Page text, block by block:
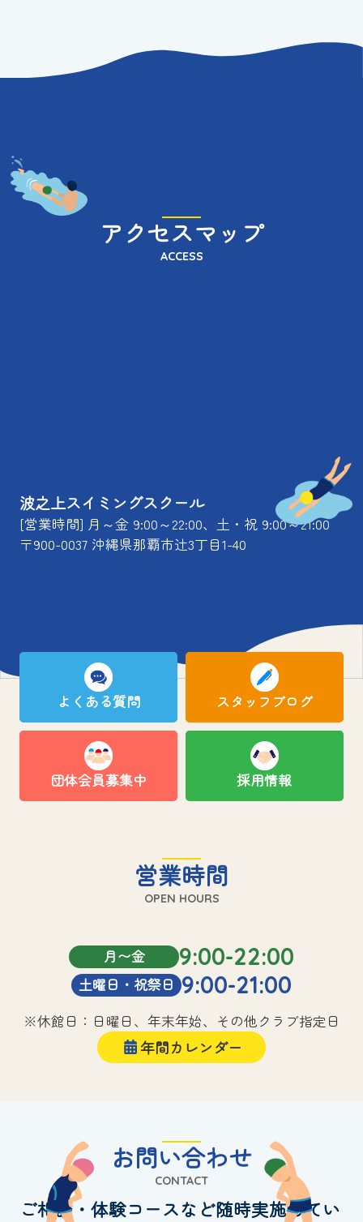
アクセスマップ
ACCESS
波之上スイミングスクール
[営業時間] 月～金 9:00～22:00、土・祝 9:00～21:00
〒900-0037 沖縄県那覇市辻3丁目1-40
よくある質問 スタッフブログ
団体会員募集中 採用情報
営業時間
OPEN HOURS
月〜金 9:00-22:00
土曜日・祝祭日 9:00-21:00
※休館日：日曜日、年末年始、その他クラブ指定日
年間カレンダー
お問い合わせ
CONTACT
ご相談・体験コースなど随時実施してい